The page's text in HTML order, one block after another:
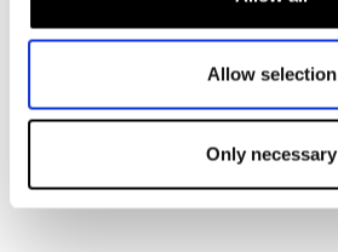
Allow selection
Only necessary
Motorhelm dames
Motorhandschoenen dames